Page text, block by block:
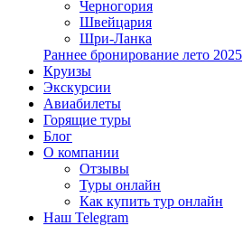
Черногория
Швейцария
Шри-Ланка
Раннее бронирование лето 2025
Круизы
Экскурсии
Авиабилеты
Горящие туры
Блог
О компании
Отзывы
Туры онлайн
Как купить тур онлайн
Наш Telegram